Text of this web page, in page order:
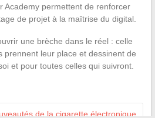
Academy permettent de renforcer
de projet à la maîtrise du digital.
une brèche dans le réel : celle
prennent leur place et dessinent de
et pour toutes celles qui suivront.
de la cigarette électronique